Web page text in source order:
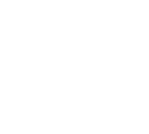
Olahraga Yang